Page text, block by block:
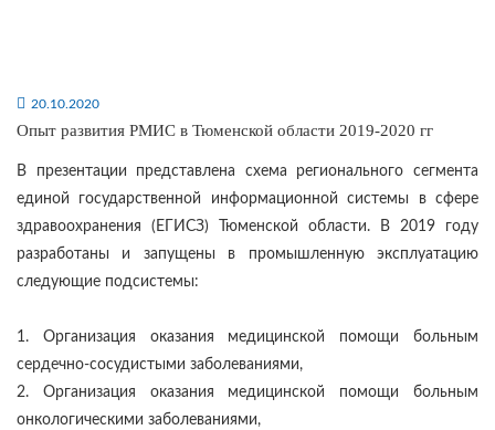
20.10.2020
Опыт развития РМИС в Тюменской области 2019-2020 гг
В презентации представлена схема регионального сегмента
единой государственной информационной системы в сфере
здравоохранения (ЕГИСЗ) Тюменской области. В 2019 году
разработаны и запущены в промышленную эксплуатацию
следующие подсистемы:
1. Организация оказания медицинской помощи больным
сердечно-сосудистыми заболеваниями,
2. Организация оказания медицинской помощи больным
онкологическими заболеваниями,